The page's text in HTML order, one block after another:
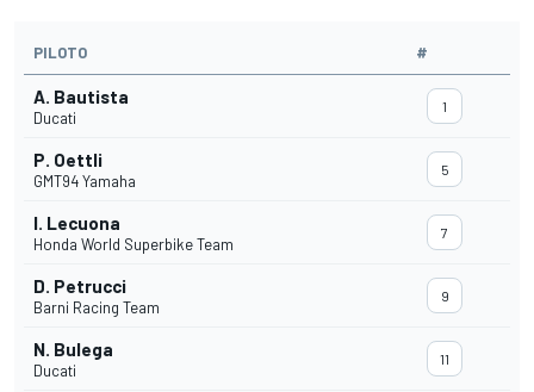
PILOTO #
A. Bautista
Ducati
1
P. Oettli
GMT94 Yamaha
5
I. Lecuona
Honda World Superbike Team
7
D. Petrucci
Barni Racing Team
9
N. Bulega
Ducati
11